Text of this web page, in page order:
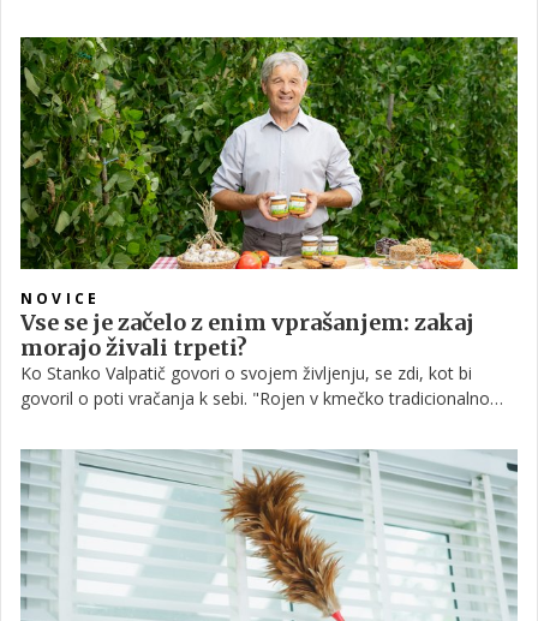
In čeprav ni nujno, da se strogo držite pravil, obstajajo
smernice, ki jih za uravnotežen dom priporočajo notranji
oblikovalci.
NOVICE
Vse se je začelo z enim vprašanjem: zakaj
morajo živali trpeti?
Ko Stanko Valpatič govori o svojem življenju, se zdi, kot bi
govoril o poti vračanja k sebi. "Rojen v kmečko tradicionalno
kmečka opravila, tudi klanje živali in podobno. Marsikatero delo
mi kot mladostniku ni bilo všeč, a sem vseeno moral
sodelovati." Prav ta izkušnja je v njem zasejala dvom in iskreno
vprašanje: zakaj tako?